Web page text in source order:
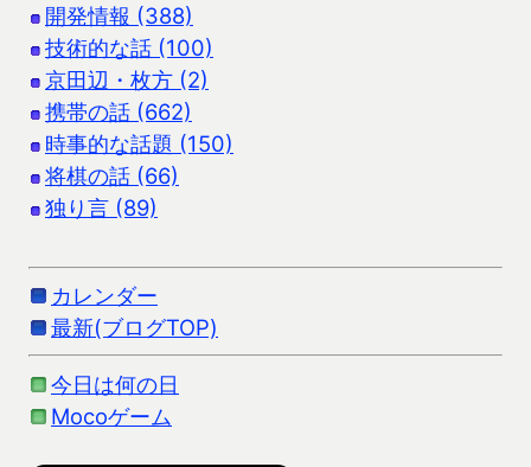
開発情報 (388)
技術的な話 (100)
京田辺・枚方 (2)
携帯の話 (662)
時事的な話題 (150)
将棋の話 (66)
独り言 (89)
カレンダー
最新(ブログTOP)
今日は何の日
Mocoゲーム